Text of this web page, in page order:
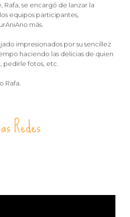
Rafa, se encargó de lanzar la
equipos participantes,
más.
impresionados por su sencillez
haciendo las delicias de quien
pedirle fotos, etc.
Rafa.
Redes